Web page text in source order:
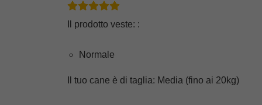
Il prodotto veste: :
Normale
Il tuo cane è di taglia: Media (fino ai 20kg)